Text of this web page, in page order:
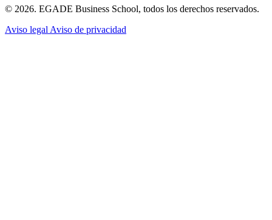
© 2026. EGADE Business School, todos los derechos reservados.
Aviso legal Aviso de privacidad